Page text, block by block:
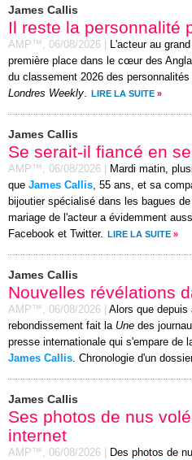
James Callis
Il reste la personnalité
AMP™, 06/08/2026
L'acteur au
première place dans le cœur des
du classement 2026 des
Londres Weekly. LIRE LA SUITE »
James Callis
Se serait-il fiancé en
AMP™, 06/08/2026
Mardi matin,
que James Callis, 55 ans, et sa
bijoutier spécialisé dans les bagues
mariage de l'acteur a évidemment
Facebook et Twitter.
LIRE LA SUITE »
James Callis
Nouvelles révélations
AMP™, 06/08/2026
Alors que depuis
rebondissement fait la Une des
presse internationale qui s'empare de
James Callis. Chronologie d'un
James Callis
Ses photos de nus
internet
AMP™, 06/08/2026
Des photos de